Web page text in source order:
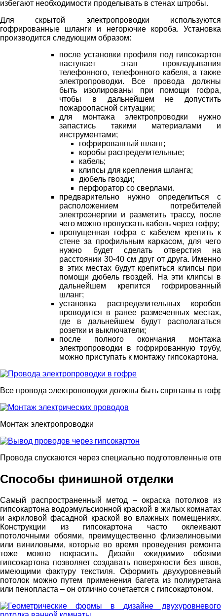
избегают необходимости проделывать в стенах штробы.
Для скрытой электропроводки используются
гофрированные шланги и негорючие короба. Установка
производится следующим образом:
после установки профиля под гипсокартон
наступает этап прокладывания
телефонного, телефонного кабеля, а также
электропроводки. Все провода должны
быть изолированы при помощи гофра,
чтобы в дальнейшем не допустить
пожароопасной ситуации;
для монтажа электропроводки нужно
запастись такими материалами и
инструментами;
гофрированный шланг;
коробы распределительные;
кабель;
клипсы для крепления шланга;
дюбель гвозди;
перфоратор со сверлами.
предварительно нужно определиться с
расположением потребителей
электроэнергии и разметить трассу, после
чего можно пропускать кабель через гофру;
пропущенная гофра с кабелем крепить к
стене за профильным каркасом, для чего
нужно будет сделать отверстия на
расстоянии 30-40 см друг от друга. Именно
в этих местах будут крепиться клипсы при
помощи дюбель гвоздей. На эти клипсы в
дальнейшем крепится гофрированный
шланг;
установка распределительных коробов
проводится в ранее размеченных местах,
где в дальнейшем будут располагаться
розетки и выключатели;
после полного окончания монтажа
электропроводки в гофрированную трубу,
можно приступать к монтажу гипсокартона.
Все провода электроповодки должны быть спрятаны в
Монтаж электропроводки
Провода спускаются через специально подготовленные
Способы финишной отделки
Самый распространенный метод – окраска потолков из
гипсокартона водоэмульсионной краской в жилых комнатах
и акриловой фасадной краской во влажных помещениях.
Конструкции из гипсокартона часто оклеивают
потолочными обоями, преимущественно флизелиновыми
или виниловыми, которые во время проведения ремонта
тоже можно покрасить. Дизайн «жидкими» обоями
гипсокартона позволяет создавать поверхности без швов,
имеющими фактуру текстиля. Оформить двухуровневый
потолок можно путем применения багета из полиуретана
или пенопласта – он отлично сочетается с гипсокартоном.